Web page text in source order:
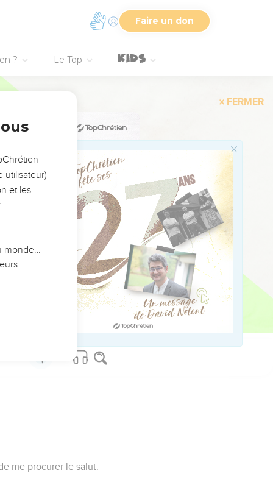
Faire un don
? Le Top
Pause.
couronne d’or pur.
dans sa
puissance.
sur www.editionsbiblio.fr
me procurer le salut.
utilisateur)
et les
monde…